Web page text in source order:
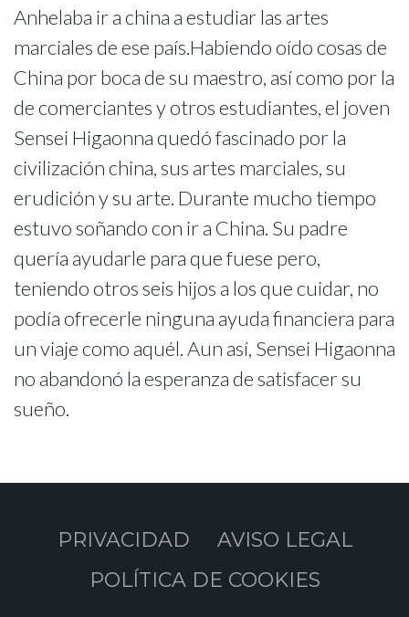
Anhelaba ir a china a estudiar las artes
marciales de ese país.Habiendo oído cosas de
China por boca de su maestro, así como por la
de comerciantes y otros estudiantes, el joven
Sensei Higaonna quedó fascinado por la
civilización china, sus artes marciales, su
erudición y su arte. Durante mucho tiempo
estuvo soñando con ir a China. Su padre
quería ayudarle para que fuese pero,
teniendo otros seis hijos a los que cuidar, no
podía ofrecerle ninguna ayuda financiera para
un viaje como aquél. Aun así, Sensei Higaonna
no abandonó la esperanza de satisfacer su
sueño.
PRIVACIDAD
AVISO LEGAL
POLÍTICA DE COOKIES